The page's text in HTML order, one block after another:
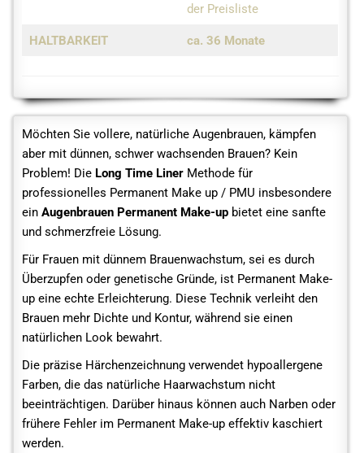
der Preisliste
HALTBARKEIT ca. 36 Monate
Möchten Sie vollere, natürliche Augenbrauen, kämpfen
aber mit dünnen, schwer wachsenden Brauen? Kein
Problem! Die Long Time Liner Methode für
professionelles Permanent Make up / PMU insbesondere
ein Augenbrauen Permanent Make-up bietet eine sanfte
und schmerzfreie Lösung.
Für Frauen mit dünnem Brauenwachstum, sei es durch
Überzupfen oder genetische Gründe, ist Permanent Make-
up eine echte Erleichterung. Diese Technik verleiht den
Brauen mehr Dichte und Kontur, während sie einen
natürlichen Look bewahrt.
Die präzise Härchenzeichnung verwendet hypoallergene
Farben, die das natürliche Haarwachstum nicht
beeinträchtigen. Darüber hinaus können auch Narben oder
frühere Fehler im Permanent Make-up effektiv kaschiert
werden.